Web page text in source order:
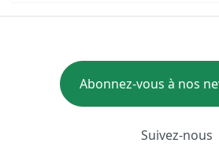
Abonnez-vous à nos
Suivez-nous